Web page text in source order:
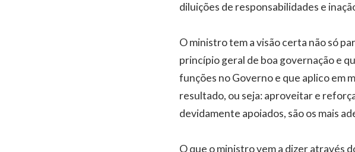
diluições de responsabilidades e
O ministro tem a visão certa não só
princípio geral de boa governação e
funções no Governo e que aplico em
resultado, ou seja: aproveitar e
devidamente apoiados, são os mais
O que o ministro vem a dizer através